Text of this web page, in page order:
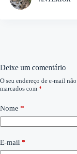
Deixe um comentário
O seu endereço de e-mail
marcados com *
Nome *
E-mail *